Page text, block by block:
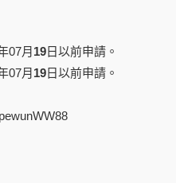
07月 19日以前申請。
07月 19日以前申請。